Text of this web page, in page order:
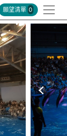
願望清單 0